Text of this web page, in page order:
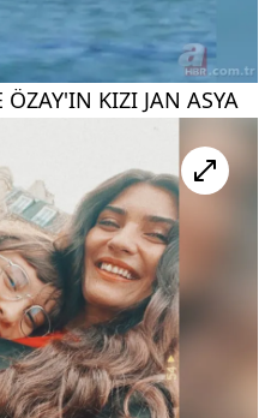
ÖZAY'IN KIZI JAN ASYA